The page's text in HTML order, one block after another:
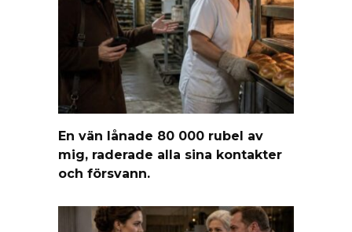
En vän lånade 80 000 rubel av
mig, raderade alla sina kontakter
och försvann.